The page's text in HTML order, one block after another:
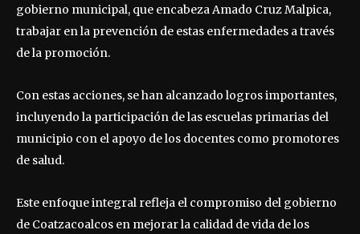
gobierno municipal, que encabeza Amado Cruz Malpica,
trabajar en la prevención de estas enfermedades a través
de la promoción.
Con estas acciones, se han alcanzado logros importantes,
incluyendo la participación de las escuelas primarias del
municipio con el apoyo de los docentes como promotores
de salud.
Este enfoque integral refleja el compromiso del gobierno
de Coatzacoalcos en mejorar la calidad de vida de los